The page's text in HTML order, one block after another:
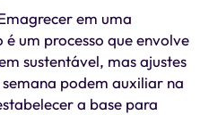
em uma
um processo que envolve
sustentável, mas ajustes
podem auxiliar na
a base para